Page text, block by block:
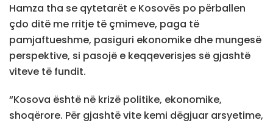
Hamza tha se qytetarët e Kosovës po përballen
çdo ditë me rritje të çmimeve, paga të
pamjaftueshme, pasiguri ekonomike dhe mungesë
perspektive, si pasojë e keqqeverisjes së gjashtë
viteve të fundit.
“Kosova është në krizë politike, ekonomike,
shoqërore. Për gjashtë vite kemi dëgjuar arsyetime,